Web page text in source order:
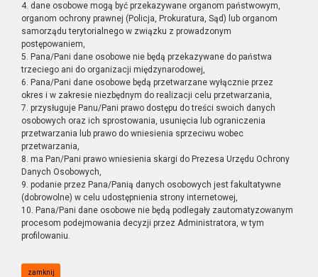
4. dane osobowe mogą być przekazywane organom państwowym,
organom ochrony prawnej (Policja, Prokuratura, Sąd) lub organom
samorządu terytorialnego w związku z prowadzonym
postępowaniem,
5. Pana/Pani dane osobowe nie będą przekazywane do państwa
trzeciego ani do organizacji międzynarodowej,
6. Pana/Pani dane osobowe będą przetwarzane wyłącznie przez
okres i w zakresie niezbędnym do realizacji celu przetwarzania,
7. przysługuje Panu/Pani prawo dostępu do treści swoich danych
osobowych oraz ich sprostowania, usunięcia lub ograniczenia
przetwarzania lub prawo do wniesienia sprzeciwu wobec
przetwarzania,
8. ma Pan/Pani prawo wniesienia skargi do Prezesa Urzędu Ochrony
Danych Osobowych,
9. podanie przez Pana/Panią danych osobowych jest fakultatywne
(dobrowolne) w celu udostępnienia strony internetowej,
10. Pana/Pani dane osobowe nie będą podlegały zautomatyzowanym
procesom podejmowania decyzji przez Administratora, w tym
profilowaniu.
zamknij